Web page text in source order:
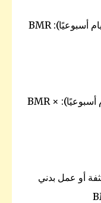
نشاط متوسط (تمارين خفيفة 3-4 أيام أسبوعيًا): BMR
نشاط مرتفع (تمارين مكثفة 5-6 أيام أسبوعيًا): BMR ×
أو عمل بدني